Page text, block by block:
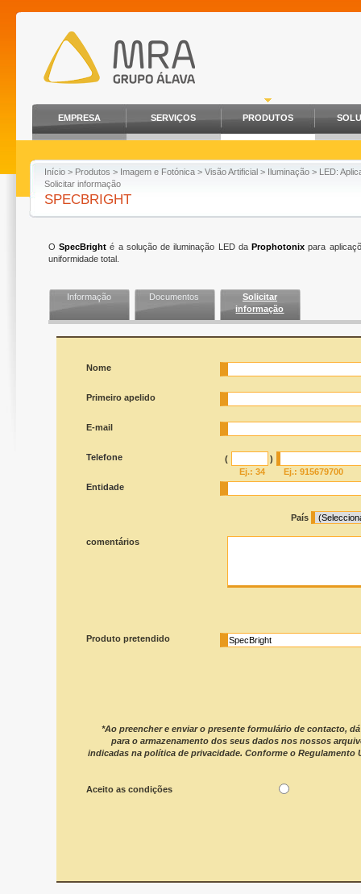
EMPRESA SERVIÇOS PRODUTOS
Início > Produtos > Imagem e Fotónica > Visão Artificial > Iluminação > LED:
Solicitar informação
SPECBRIGHT
OSpecBright é a solução de iluminação LED daProphotonix para
uniformidade total.
Informação Documentos
Solicitar
informação
Nome
Primeiro apelido
E-mail
Telefone (
)
Ej.: 34
Ej.: 915679700
Entidade
País
comentários
Produto pretendido
*Ao preencher e enviar o presente formulário de contacto,
para o armazenamento dos seus dados nos nossos
indicadas na política de privacidade. Conforme o Regulamento
Aceito as condições